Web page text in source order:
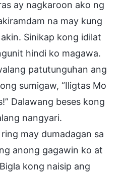
ay nagkaroon ako ng
na may kung
Sinikap kong idilat
hindi ko magawa.
patutunguhan ang
sumigaw, “Iligtas Mo
Dalawang beses kong
nangyari.
may dumadagan sa
anong gagawin ko at
kong naisip ang